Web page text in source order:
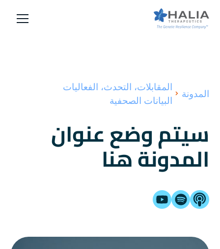
المدونة
المقابلات، التحدث، الفعاليات
البيانات الصحفية
سيتم وضع عنوان
المدونة هنا